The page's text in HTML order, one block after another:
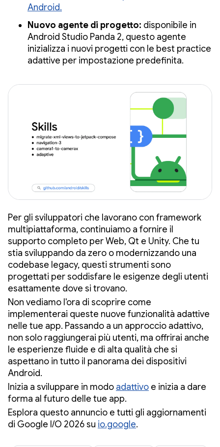
Android.
Nuovo agente di progetto: disponibile in
Android Studio Panda 2, questo agente
inizializza i nuovi progetti con le best practice
adattive per impostazione predefinita.
Per gli sviluppatori che lavorano con framework
multipiattaforma, continuiamo a fornire il
supporto completo per Web, Qt e Unity. Che tu
stia sviluppando da zero o modernizzando una
codebase legacy, questi strumenti sono
progettati per soddisfare le esigenze degli utenti
esattamente dove si trovano.
Non vediamo l'ora di scoprire come
implementerai queste nuove funzionalità adattive
nelle tue app. Passando a un approccio adattivo,
non solo raggiungerai più utenti, ma offrirai anche
le esperienze fluide e di alta qualità che si
aspettano in tutto il panorama dei dispositivi
Android.
Inizia a sviluppare in modo adattivo e inizia a dare
forma al futuro delle tue app.
Esplora questo annuncio e tutti gli aggiornamenti
di Google I/O 2026 su io.google.